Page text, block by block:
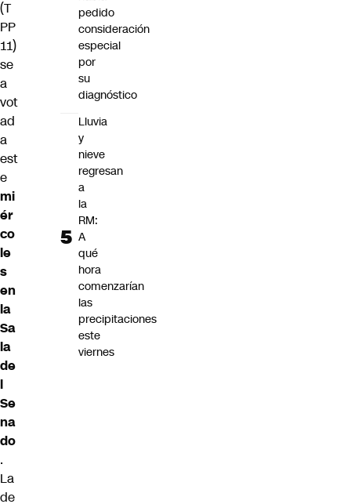
(T
PP
11)
se
a
vot
ad
a
est
e
mi
ér
co
le
s
en
la
Sa
la
de
l
Se
na
do
.
La
de
pedido
consideración
especial
por
su
diagnóstico
Lluvia
y
nieve
regresan
a
la
RM:
A
qué
hora
comenzarían
las
precipitaciones
este
viernes